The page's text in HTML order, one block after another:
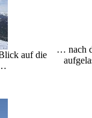
auf die
… nach